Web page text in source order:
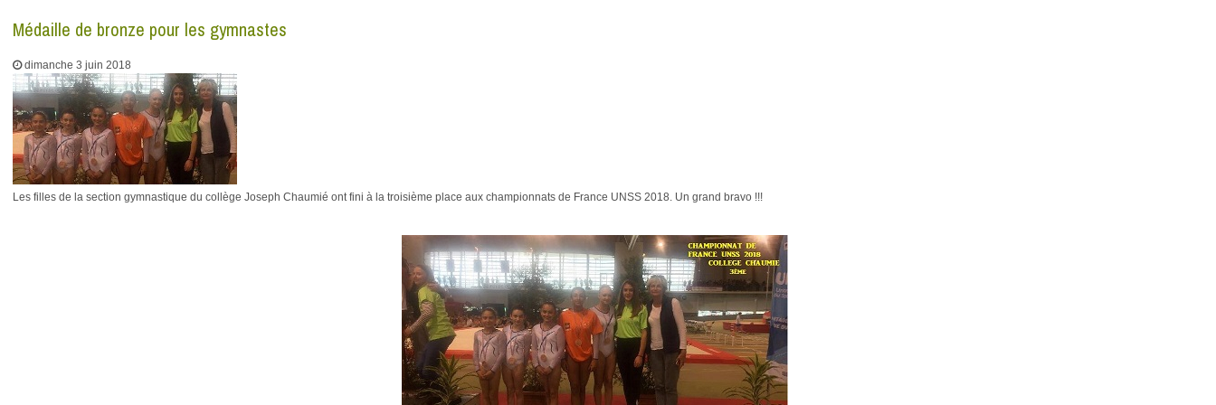
Médaille de bronze pour les gymnastes
dimanche 3 juin 2018
Les filles de la section gymnastique du collège Joseph Chaumié ont fini à la troisième place aux championnats de France UNSS 2018. Un grand bravo !!!